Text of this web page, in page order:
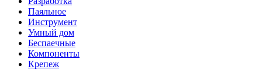
Паяльное
Инструмент
Умный дом
Беспаечные
Компоненты
Крепеж